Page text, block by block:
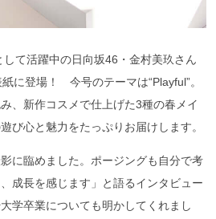
して活躍中の日向坂46・金村美玖さん
に登場！ 今号のテーマは“Playful”。
、新作コスメで仕上げた3種の春メイ
び心と魅力をたっぷりお届けします。
に臨めました。ポージングも自分で考
成長を感じます」と語るインタビュー
学卒業についても明かしてくれまし